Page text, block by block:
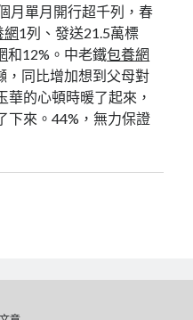
月單月開行超千列，春
網1列、發送21.5萬標
和12%。中老鐵包養網
，同比增加想到父母對
華的心頓時暖了起來，
下來。44%，無力保證